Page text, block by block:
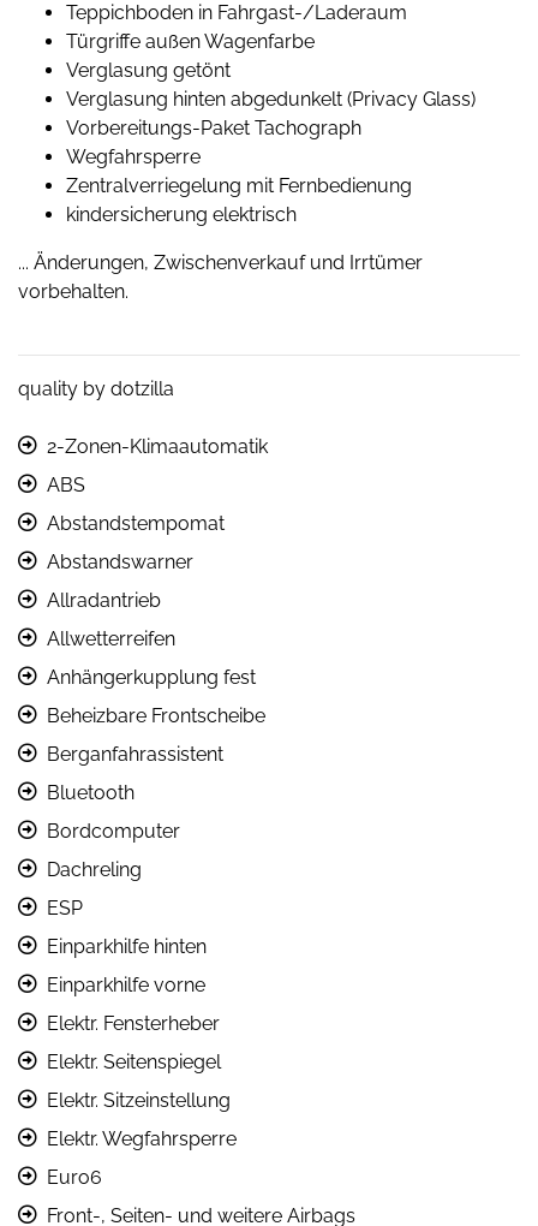
Teppichboden in Fahrgast-/Laderaum
Türgriffe außen Wagenfarbe
Verglasung getönt
Verglasung hinten abgedunkelt (Privacy Glass)
Vorbereitungs-Paket Tachograph
Wegfahrsperre
Zentralverriegelung mit Fernbedienung
kindersicherung elektrisch
... Änderungen, Zwischenverkauf und Irrtümer
vorbehalten.
quality by dotzilla
2-Zonen-Klimaautomatik
ABS
Abstandstempomat
Abstandswarner
Allradantrieb
Allwetterreifen
Anhängerkupplung fest
Beheizbare Frontscheibe
Berganfahrassistent
Bluetooth
Bordcomputer
Dachreling
ESP
Einparkhilfe hinten
Einparkhilfe vorne
Elektr. Fensterheber
Elektr. Seitenspiegel
Elektr. Sitzeinstellung
Elektr. Wegfahrsperre
Euro6
Front-, Seiten- und weitere Airbags